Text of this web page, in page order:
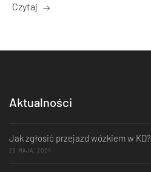
Czytaj
Aktualności
Jak zgłosić przejazd wózkiem w KD?
29 MAJA, 2024